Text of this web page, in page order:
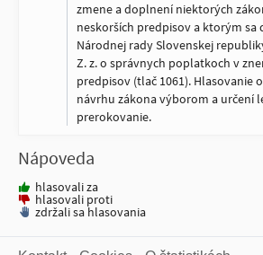
zmene a doplnení niektorých
neskorších predpisov a ktorým sa
Národnej rady Slovenskej
Z. z. o správnych poplatkoch v
predpisov (tlač 1061). Hlasovanie
návrhu zákona výborom a určení
prerokovanie.
Nápoveda
hlasovali za
hlasovali proti
zdržali sa hlasovania